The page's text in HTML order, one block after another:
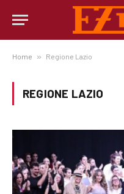
Home » Regione Lazio
REGIONE LAZIO